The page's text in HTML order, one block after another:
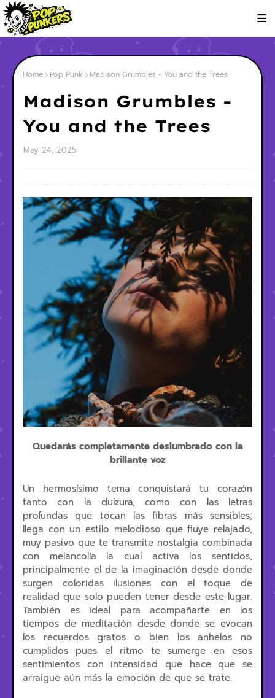
Home Pop Punk Madison Grumbles - You and the Trees
Madison Grumbles -
You and the Trees
May 24, 2025
Quedarás completamente deslumbrado con la
brillante voz
Un hermosísimo tema conquistará tu corazón
tanto con la dulzura, como con las letras
profundas que tocan las fibras más sensibles;
llega con un estilo melodioso que fluye relajado,
muy pasivo que te transmite nostalgia combinada
con melancolía la cual activa los sentidos,
principalmente el de la imaginación desde donde
surgen coloridas ilusiones con el toque de
realidad que solo pueden tener desde este lugar.
También es ideal para acompañarte en los
tiempos de meditación desde donde se evocan
los recuerdos gratos o bien los anhelos no
cumplidos pues el ritmo te sumerge en esos
sentimientos con intensidad que hace que se
arraigue aún más la emoción de que se trate.